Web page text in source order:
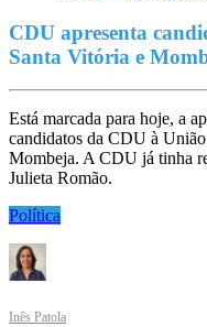
CDU apresenta
Santa Vitória e
Está marcada para hoje, a
candidatos da CDU à
Mombeja. A CDU já tinha
Julieta Romão.
Política
Inês Patola